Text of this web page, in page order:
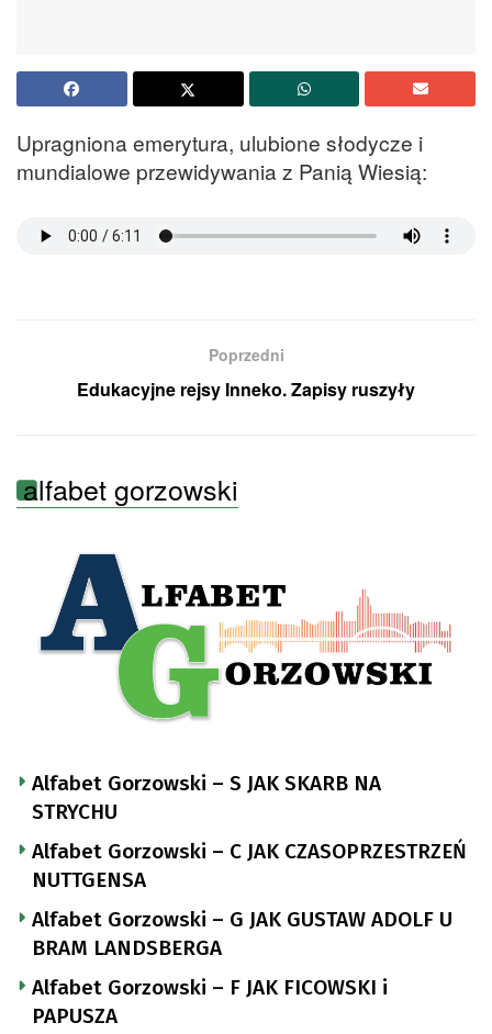
Upragniona emerytura, ulubione słodycze i
mundialowe przewidywania z Panią Wiesią:
Poprzedni
Edukacyjne rejsy Inneko. Zapisy ruszyły
alfabet gorzowski
Alfabet Gorzowski – S JAK SKARB NA
STRYCHU
Alfabet Gorzowski – C JAK CZASOPRZESTRZEŃ
NUTTGENSA
Alfabet Gorzowski – G JAK GUSTAW ADOLF U
BRAM LANDSBERGA
Alfabet Gorzowski – F JAK FICOWSKI i
PAPUSZA